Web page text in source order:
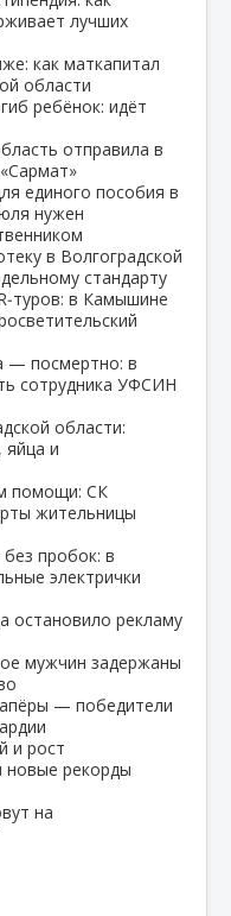
лучших
как маткапитал
области
ребёнок: идёт
отправила в
единого пособия в
нужен
в Волгоградской
стандарту
в Камышине
— посмертно: в
сотрудника УФСИН
области:
и
помощи: СК
жительницы
пробок: в
электрички
остановило рекламу
мужчин задержаны
— победители
и рост
новые рекорды
на